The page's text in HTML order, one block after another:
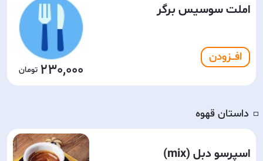
املت سوسیس برگر
افـــزودن
230,000
◽️ داستان قهوه
اسپرسو دبل (mix)